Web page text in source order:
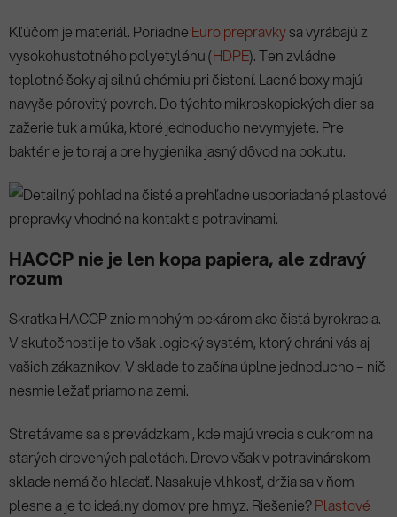
Kľúčom je materiál. Poriadne Euro prepravkysa vyrábajú z
vysokohustotného polyetylénu (HDPE). Ten zvládne
teplotné šoky aj silnú chémiu pri čistení. Lacné boxy majú
navyše pórovitý povrch. Do týchto mikroskopických dier sa
zažerie tuk a múka, ktoré jednoducho nevymyjete. Pre
baktérie je to raj a pre hygienika jasný dôvod na pokutu.
HACCP nie je len kopa papiera, ale zdravý
rozum
Skratka HACCP znie mnohým pekárom ako čistá byrokracia.
V skutočnosti je to však logický systém, ktorý chráni vás aj
vašich zákazníkov. V sklade to začína úplne jednoducho – nič
nesmie ležať priamo na zemi.
Stretávame sa s prevádzkami, kde majú vrecia s cukrom na
starých drevených paletách. Drevo však v potravinárskom
sklade nemá čo hľadať. Nasakuje vlhkosť, držia sa v ňom
plesne a je to ideálny domov pre hmyz. Riešenie?Plastové